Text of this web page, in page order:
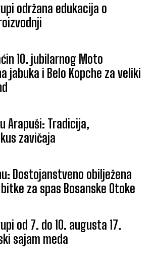
održana edukacija o
10. jubilarnog Moto
jabuka i Belo Kopche za veliki
Arapuši: Tradicija,
zavičaja
Dostojanstveno obilježena
za spas Bosanske Otoke
od 7. do 10. augusta 17.
sajam meda